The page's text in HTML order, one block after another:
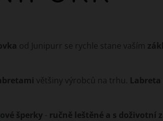
od Junipurr se rychle stane vaším
většiny výrobců na trhu.
šperky - ručně leštěné a s doživotní